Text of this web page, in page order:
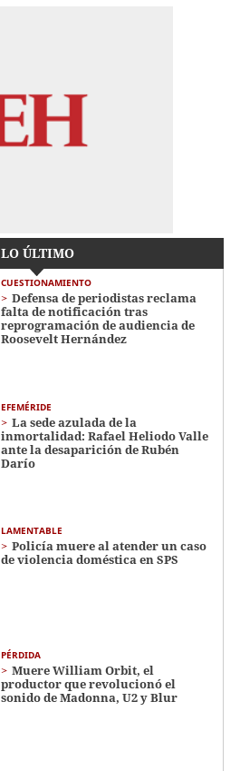
LO ÚLTIMO
CUESTIONAMIENTO
Defensa de periodistas reclama
falta de notificación tras
reprogramación de audiencia de
Roosevelt Hernández
EFEMÉRIDE
La sede azulada de la
inmortalidad: Rafael Heliodo Valle
ante la desaparición de Rubén
Darío
LAMENTABLE
Policía muere al atender un caso
de violencia doméstica en SPS
PÉRDIDA
Muere William Orbit, el
productor que revolucionó el
sonido de Madonna, U2 y Blur